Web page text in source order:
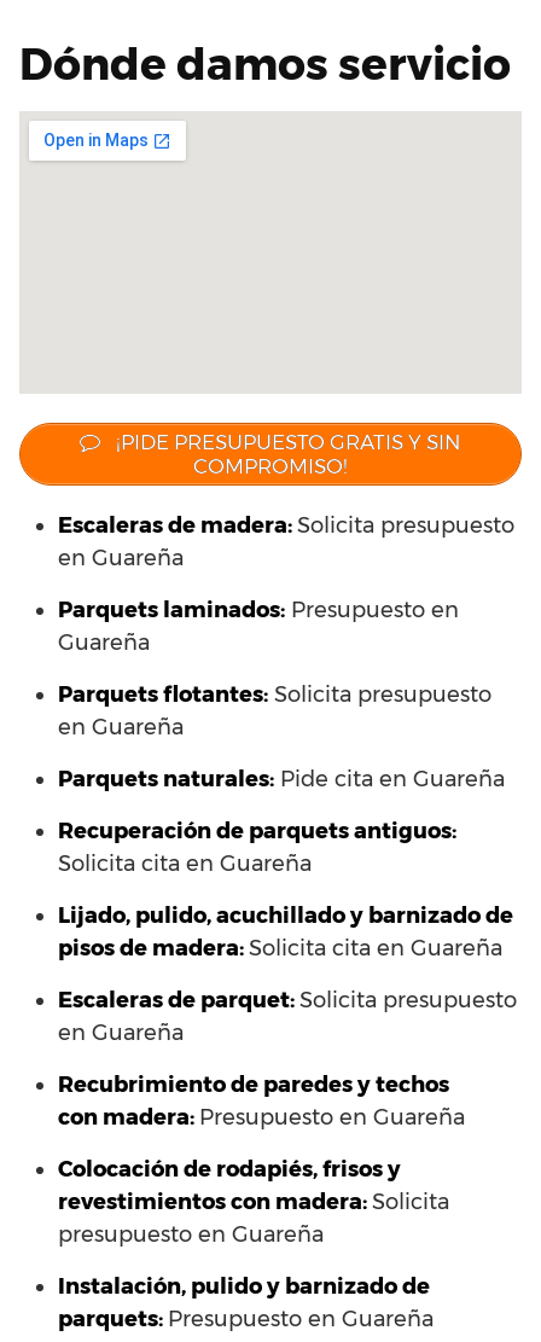
Dónde damos servicio
¡PIDE PRESUPUESTO GRATIS Y SIN
COMPROMISO!
Escaleras de madera:Solicita presupuesto
en Guareña
Parquets laminados: Presupuesto en
Guareña
Parquets flotantes: Solicita presupuesto
en Guareña
Parquets naturales: Pide cita en Guareña
Recuperación de parquets antiguos:
Solicita cita en Guareña
Lijado, pulido, acuchillado y barnizado de
pisos de madera:Solicita cita en Guareña
Escaleras de parquet:Solicita presupuesto
en Guareña
Recubrimiento de paredes y techos
con madera: Presupuesto en Guareña
Colocación de rodapiés, frisos y
revestimientos con madera:Solicita
presupuesto en Guareña
Instalación, pulido y barnizado de
parquets: Presupuesto en Guareña